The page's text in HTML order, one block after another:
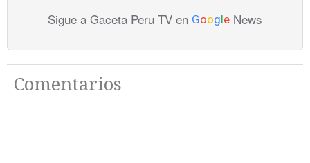
Sigue a Gaceta Peru TV en Google News
Comentarios